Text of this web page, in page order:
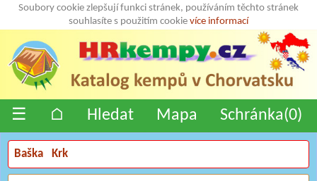
Soubory cookie zlepšují funkci stránek, používáním těchto stránek
souhlasíte s použitím cookie více informací
☰ ⌂ Hledat Mapa Schránka(0)